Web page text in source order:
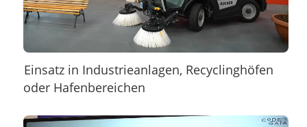
Einsatz in Industrieanlagen, Recyclinghöfen
oder Hafenbereichen